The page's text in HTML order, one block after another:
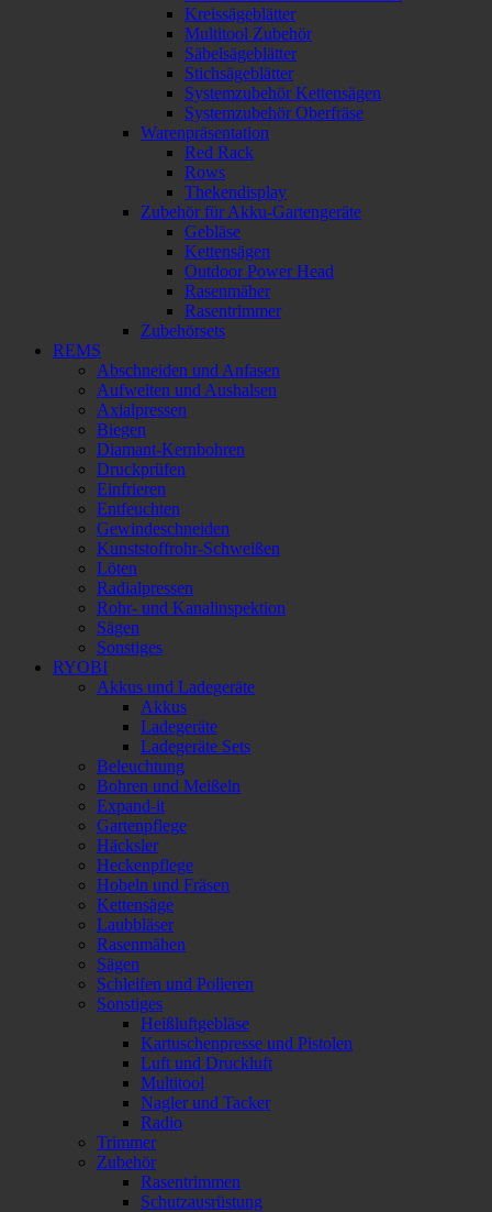
Kreissägeblätter
Multitool Zubehör
Säbelsägeblätter
Stichsägeblätter
Systemzubehör Kettensägen
Systemzubehör Oberfräse
Warenpräsentation
Red Rack
Rows
Thekendisplay
Zubehör für Akku-Gartengeräte
Gebläse
Kettensägen
Outdoor Power Head
Rasenmäher
Rasentrimmer
Zubehörsets
REMS
Abschneiden und Anfasen
Aufweiten und Aushalsen
Axialpressen
Biegen
Diamant-Kernbohren
Druckprüfen
Einfrieren
Entfeuchten
Gewindeschneiden
Kunststoffrohr-Schweißen
Löten
Radialpressen
Rohr- und Kanalinspektion
Sägen
Sonstiges
RYOBI
Akkus und Ladegeräte
Akkus
Ladegeräte
Ladegeräte Sets
Beleuchtung
Bohren und Meißeln
Expand-it
Gartenpflege
Häcksler
Heckenpflege
Hobeln und Fräsen
Kettensäge
Laubbläser
Rasenmähen
Sägen
Schleifen und Polieren
Sonstiges
Heißluftgebläse
Kartuschenpresse und Pistolen
Luft und Druckluft
Multitool
Nagler und Tacker
Radio
Trimmer
Zubehör
Rasentrimmen
Schutzausrüstung